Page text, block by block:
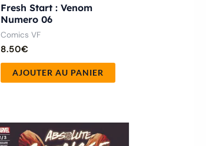
Fresh Start : Venom
Numero 06
Comics VF
8.50€
AJOUTER AU PANIER